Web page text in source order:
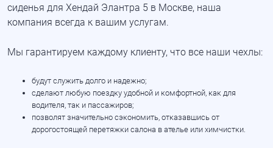
сиденья для Хендай Элантра 5 в Москве, наша
компания всегда к вашим услугам.
Мы гарантируем каждому клиенту, что все наши чехлы:
будут служить долго и надежно;
сделают любую поездку удобной и комфортной, как для
водителя, так и пассажиров;
позволят значительно сэкономить, отказавшись от
дорогостоящей перетяжки салона в ателье или химчистки.